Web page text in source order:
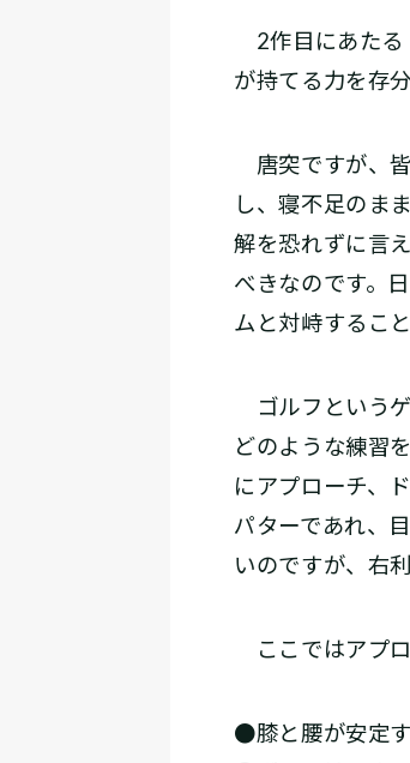
2作目にあたる
が持てる力を存
唐突ですが、
し、寝不足のま
解を恐れずに言
べきなのです。
ムと対峙するこ
ゴルフという
どのような練習
にアプローチ、
パターであれ、
いのですが、右
ここではアプロ
●膝と腰が安定